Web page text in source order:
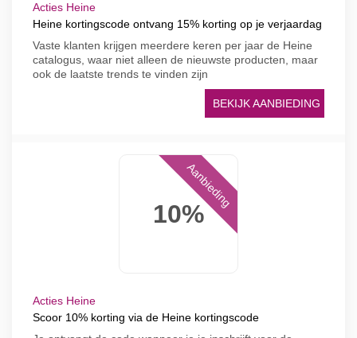
Acties Heine
Heine kortingscode ontvang 15% korting op je verjaardag
Vaste klanten krijgen meerdere keren per jaar de Heine
catalogus, waar niet alleen de nieuwste producten, maar
ook de laatste trends te vinden zijn
BEKIJK AANBIEDING
10%
Aanbieding
Acties Heine
Scoor 10% korting via de Heine kortingscode